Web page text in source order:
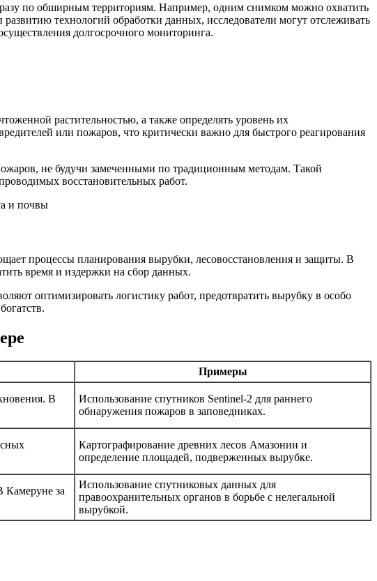
по обширным территориям. Например, одним снимком можно охватить
технологий обработки данных, исследователи могут отслеживать
долгосрочного мониторинга.
растительностью, а также определять уровень их
или пожаров, что критически важно для быстрого реагирования
не будучи замеченными по традиционным методам. Такой
восстановительных работ.
процессы планирования вырубки, лесовосстановления и защиты. В
время и издержки на сбор данных.
оптимизировать логистику работ, предотвратить вырубку в особо
Примеры
В
Использование спутников Sentinel-2 для раннего
обнаружения пожаров в заповедниках.
Картографирование древних лесов Амазонии и
определение площадей, подверженных вырубке.
Камеруне за
Использование спутниковых данных для
правоохранительных органов в борьбе с нелегальной
вырубкой.